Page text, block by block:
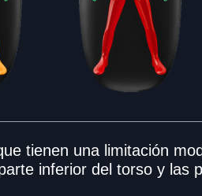
tienen una limitación
inferior del torso y las